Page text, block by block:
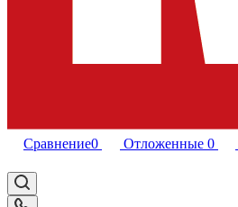
Сравнение0 Отложенные 0